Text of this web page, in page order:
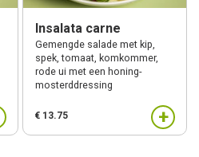
Insalata carne
Gemengde salade met kip,
spek, tomaat, komkommer,
rode ui met een honing-
mosterddressing
€ 13.75 +